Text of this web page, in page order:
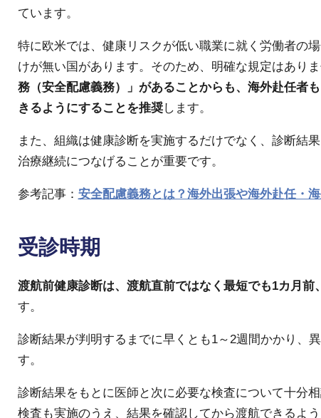
ています。
特に欧米では、健康リスクが低い職業に就く労働者の
けが無い国があります。そのため、明確な規定はあり
務（安全配慮義務）」があることからも、海外赴任者
きるようにすることを推奨します。
また、組織は健康診断を実施するだけでなく、診断結
治療継続につなげることが重要です。
参考記事： 安全配慮義務とは？海外出張や海外赴任・
受診時期
渡航前健康診断は、渡航直前ではなく最短でも1カ月前
す。
診断結果が判明するまでに早くとも1～2週間かかり、
す。
診断結果をもとに医師と次に必要な検査について十分
検査も実施のうえ、結果を確認してから渡航できるよ